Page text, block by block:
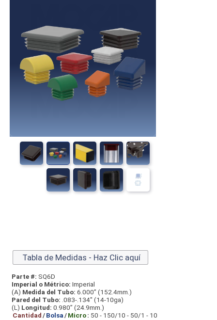
Tabla de Medidas - Haz Clic aquí
Parte #: SQ6D
Imperial o Métrico: Imperial
(A) Medida del Tubo: 6.000” (152.4mm.)
Pared del Tubo: .083-.134" (14-10ga)
(L) Longitud: 0.980” (24.9mm.)
Cantidad/Bolsa/Micro: 50 - 150/10 - 50/1 - 10